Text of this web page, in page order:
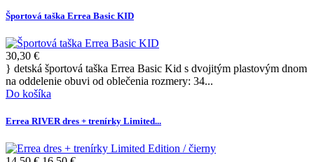
Športová taška Errea Basic KID
30,30 €
} detská športová taška Errea Basic Kid s dvojitým plastovým dnom
na oddelenie obuvi od oblečenia rozmery: 34...
Do košíka
Errea RIVER dres + trenírky Limited...